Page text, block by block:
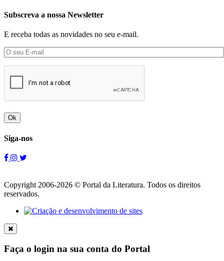
Subscreva a nossa Newsletter
E receba todas as novidades no seu e-mail.
Ok
Siga-nos
Copyright 2006-2026 © Portal da Literatura. Todos os direitos
reservados.
Faça o login na sua conta do Portal